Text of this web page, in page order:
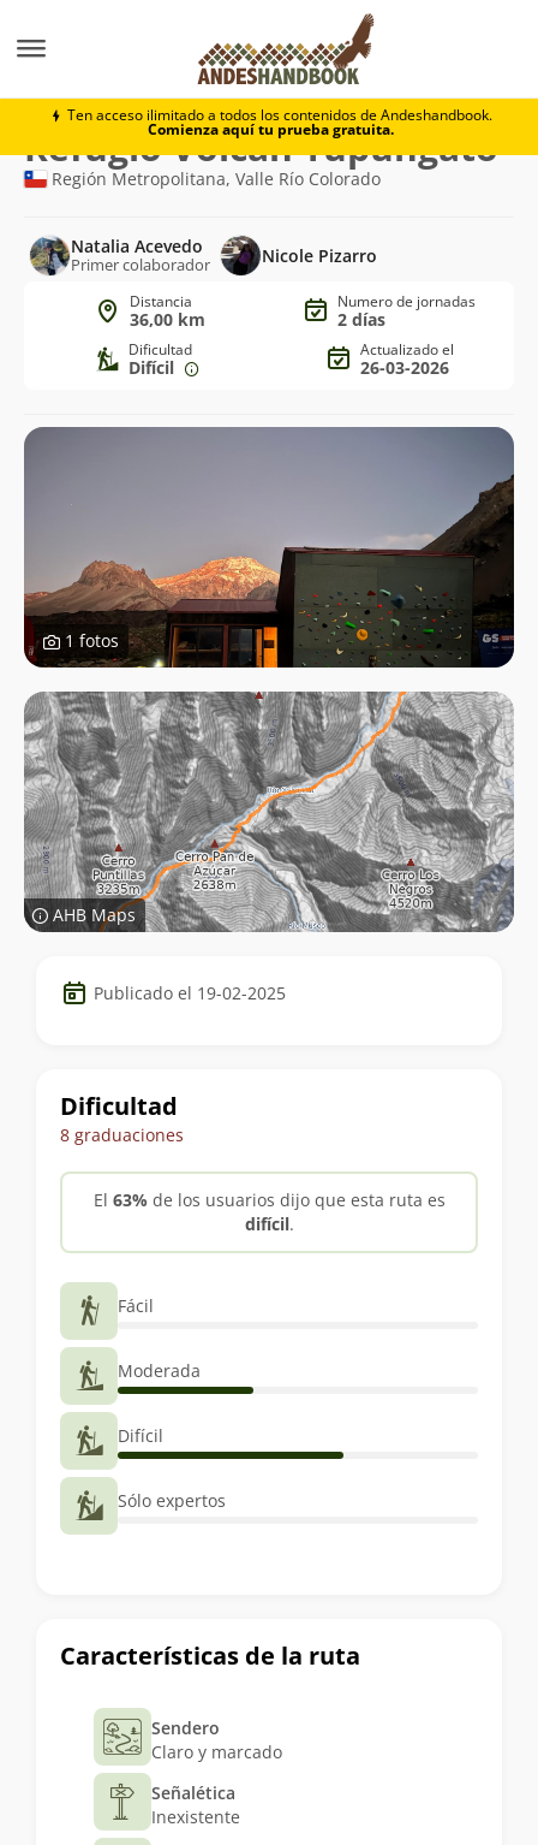
Ten acceso ilimitado a todos los contenidos de Andeshandbook.
Comienza aquí tu prueba gratuita.
Refugio Volcán Tupungato
Ruta
de
trekking
Refugio Volcán Tupungato
Región Metropolitana, Valle Río Colorado
Natalia Acevedo
Primer colaborador Nicole Pizarro
Distancia
36,00 km
Numero de jornadas
2 días
Dificultad
Difícil
Actualizado el
26-03-2026
1 fotos
AHB Maps
Datos
del Publicado el 19-02-2025
Características de la ruta
Sendero
Claro y marcado
Señalética
Inexistente
Dificultad
8 graduaciones
El 63% de los usuarios dijo que esta ruta es
difícil.
Fácil
Moderada
Difícil
Sólo expertos